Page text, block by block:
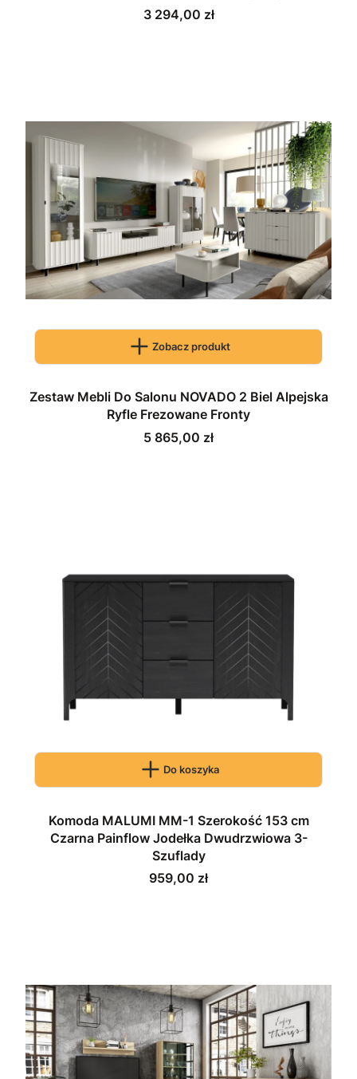
Cena
3 294,00 zł
Zobacz produkt
Zestaw Mebli Do Salonu NOVADO 2 Biel Alpejska
Ryfle Frezowane Fronty
Cena
5 865,00 zł
Do koszyka
Komoda MALUMI MM-1 Szerokość 153 cm
Czarna Painflow Jodełka Dwudrzwiowa 3-
Szuflady
Cena
959,00 zł